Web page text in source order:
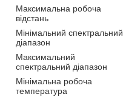
Максимальна робоча
відстань
Мінімальний спектральний
діапазон
Максимальний
спектральний діапазон
Мінімальна робоча
температура